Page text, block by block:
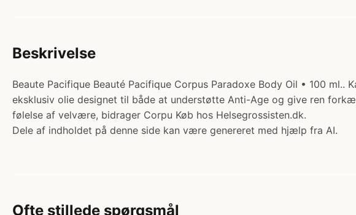
Beskrivelse
Beaute Pacifique Beauté Pacifique Corpus Paradoxe Body Oil • 100
eksklusiv olie designet til både at understøtte Anti-Age og give ren
følelse af velvære, bidrager Corpu Køb hos Helsegrossisten.dk.
Dele af indholdet på denne side kan være genereret med hjælp fra AI.
Ofte stillede spørgsmål